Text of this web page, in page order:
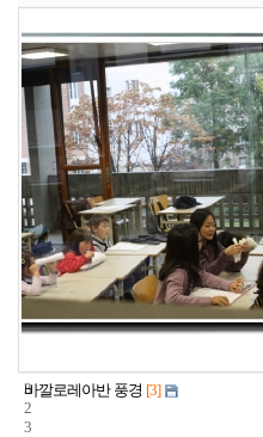
3
2
3
바깔로레아반 풍경 [3]